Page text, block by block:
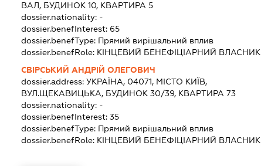
ВАЛ, БУДИНОК 10, КВАРТИРА 5
dossier.nationality: -
dossier.benefInterest: 65
dossier.benefType: Прямий вирішальний вплив
dossier.benefRole: КІНЦЕВИЙ БЕНЕФІЦІАРНИЙ ВЛАСНИК
СВІРСЬКИЙ АНДРІЙ ОЛЕГОВИЧ
dossier.address: УКРАЇНА, 04071, МІСТО КИЇВ,
ВУЛ.ЩЕКАВИЦЬКА, БУДИНОК 30/39, КВАРТИРА 73
dossier.nationality: -
dossier.benefInterest: 35
dossier.benefType: Прямий вирішальний вплив
dossier.benefRole: КІНЦЕВИЙ БЕНЕФІЦІАРНИЙ ВЛАСНИК